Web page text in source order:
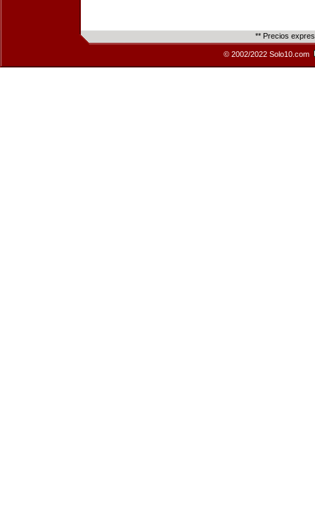
** Precios
© 2002/2022 Solo10.com